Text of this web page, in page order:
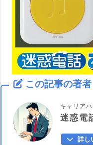
この記事の著者
キャリア
迷惑電
詳し